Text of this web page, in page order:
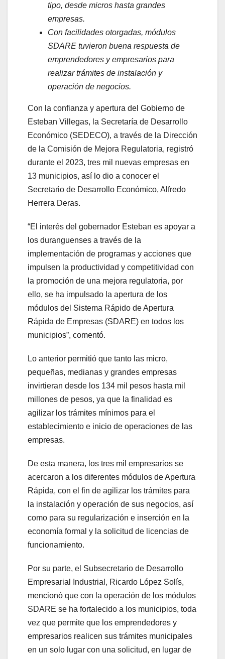
tipo, desde micros hasta grandes
empresas.
Con facilidades otorgadas, módulos
SDARE tuvieron buena respuesta de
emprendedores y empresarios para
realizar trámites de instalación y
operación de negocios.
Con la confianza y apertura del Gobierno de
Esteban Villegas, la Secretaría de Desarrollo
Económico (SEDECO), a través de la Dirección
de la Comisión de Mejora Regulatoria, registró
durante el 2023, tres mil nuevas empresas en
13 municipios, así lo dio a conocer el
Secretario de Desarrollo Económico, Alfredo
Herrera Deras.
“El interés del gobernador Esteban es apoyar a
los duranguenses a través de la
implementación de programas y acciones que
impulsen la productividad y competitividad con
la promoción de una mejora regulatoria, por
ello, se ha impulsado la apertura de los
módulos del Sistema Rápido de Apertura
Rápida de Empresas (SDARE) en todos los
municipios”, comentó.
Lo anterior permitió que tanto las micro,
pequeñas, medianas y grandes empresas
invirtieran desde los 134 mil pesos hasta mil
millones de pesos, ya que la finalidad es
agilizar los trámites mínimos para el
establecimiento e inicio de operaciones de las
empresas.
De esta manera, los tres mil empresarios se
acercaron a los diferentes módulos de Apertura
Rápida, con el fin de agilizar los trámites para
la instalación y operación de sus negocios, así
como para su regularización e inserción en la
economía formal y la solicitud de licencias de
funcionamiento.
Por su parte, el Subsecretario de Desarrollo
Empresarial Industrial, Ricardo López Solís,
mencionó que con la operación de los módulos
SDARE se ha fortalecido a los municipios, toda
vez que permite que los emprendedores y
empresarios realicen sus trámites municipales
en un solo lugar con una solicitud, en lugar de